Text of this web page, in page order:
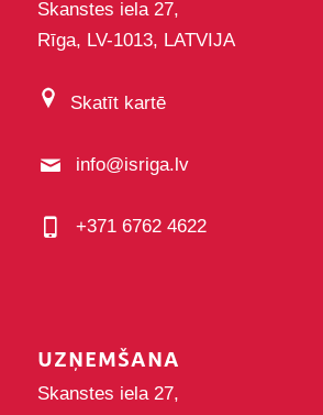
Skanstes iela 27,
Rīga, LV-1013, LATVIJA
Skatīt kartē
info@isriga.lv
+371 6762 4622
UZŅEMŠANA
Skanstes iela 27,